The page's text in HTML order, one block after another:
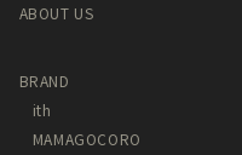
ABOUT US
BRAND
ith
MAMAGOCORO